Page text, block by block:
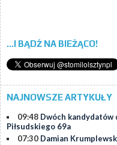
...I BĄDŹ NA BIEŻĄCO!
NAJNOWSZE ARTYKUŁY
09:48 Dwóch kandydatów
Piłsudskiego 69a
07:30 Damian